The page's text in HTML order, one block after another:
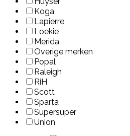
Koga
Lapierre
Loekie
Merida
Overige merken
Popal
Raleigh
RiH
Scott
Sparta
Supersuper
Union